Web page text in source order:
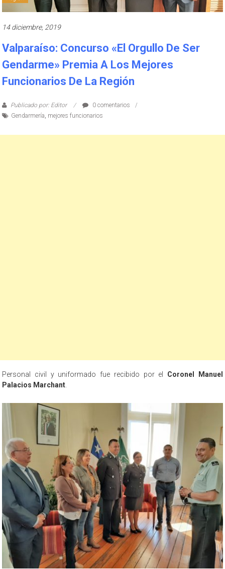
14 diciembre, 2019
Valparaíso: Concurso «El Orgullo De Ser
Gendarme» Premia A Los Mejores
Funcionarios De La Región
Publicado por: Editor
0 comentarios
Gendarmería mejores funcionarios
Personal civil y uniformado fue recibido por el Coronel Manuel
Palacios Marchant